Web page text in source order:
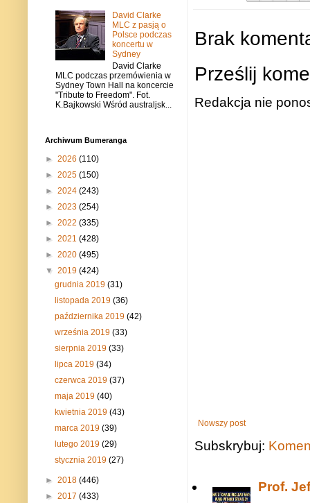
Brak
Prześlij
Redakcja nie
Nowszy post
Subskrybuj:
Prof.
David Clarke
MLC z pasją o
Polsce podczas
koncertu w
Sydney
David Clarke
MLC podczas przemówienia w
Sydney Town Hall na koncercie
"Tribute to Freedom". Fot.
K.Bajkowski Wśród australjsk...
Archiwum Bumeranga
► 2026 (110)
► 2025 (150)
► 2024 (243)
► 2023 (254)
► 2022 (335)
► 2021 (428)
► 2020 (495)
▼ 2019 (424)
grudnia 2019(31)
listopada 2019(36)
października 2019(42)
września 2019(33)
sierpnia 2019(33)
lipca 2019(34)
czerwca 2019(37)
maja 2019(40)
kwietnia 2019(43)
marca 2019(39)
lutego 2019(29)
stycznia 2019(27)
► 2018 (446)
► 2017 (433)